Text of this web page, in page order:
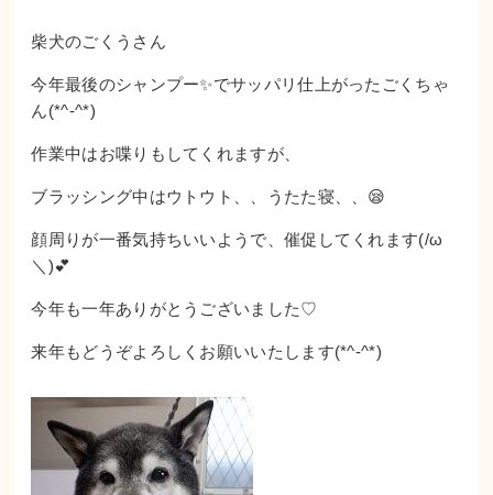
柴犬のごくうさん
今年最後のシャンプー✨でサッパリ仕上がったごくちゃ
ん(*^-^*)
作業中はお喋りもしてくれますが、
ブラッシング中はウトウト、、うたた寝、、😪
顔周りが一番気持ちいいようで、催促してくれます(/ω
＼)💕
今年も一年ありがとうございました♡
来年もどうぞよろしくお願いいたします(*^-^*)